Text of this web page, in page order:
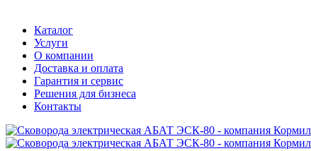
Каталог
Услуги
О компании
Доставка и оплата
Гарантия и сервис
Решения для бизнеса
Контакты